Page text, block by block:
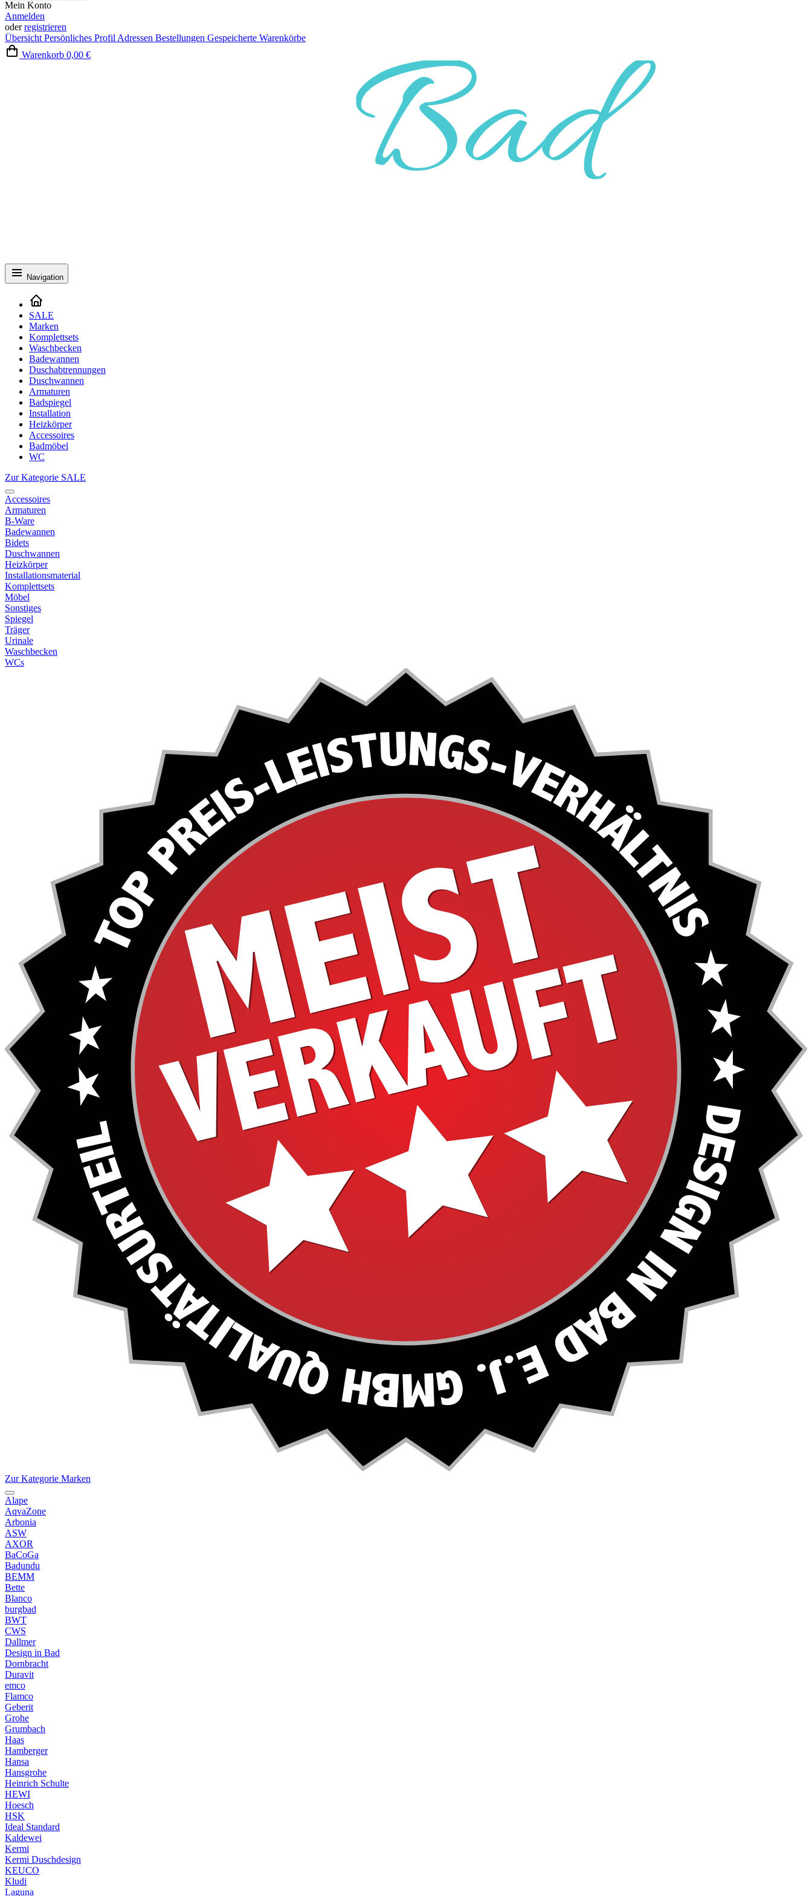
Mein Konto
Anmelden
oderregistrieren
Übersicht Persönliches Profil Adressen Bestellungen Gespeicherte Warenkörbe
Warenkorb 0,00 €
Navigation
SALE
Marken
Komplettsets
Waschbecken
Badewannen
Duschabtrennungen
Duschwannen
Armaturen
Badspiegel
Installation
Heizkörper
Accessoires
Badmöbel
WC
Zur Kategorie SALE
Accessoires
Armaturen
B-Ware
Badewannen
Bidets
Duschwannen
Heizkörper
Installationsmaterial
Komplettsets
Möbel
Sonstiges
Spiegel
Träger
Urinale
Waschbecken
WCs
Zur Kategorie Marken
Alape
AqvaZone
Arbonia
ASW
AXOR
BaCoGa
Badundu
BEMM
Bette
Blanco
burgbad
BWT
CWS
Dallmer
Design in Bad
Dornbracht
Duravit
emco
Flamco
Geberit
Grohe
Grumbach
Haas
Hamberger
Hansa
Hansgrohe
Heinrich Schulte
HEWI
Hoesch
HSK
Ideal Standard
Kaldewei
Kermi
Kermi Duschdesign
KEUCO
Kludi
Laguna